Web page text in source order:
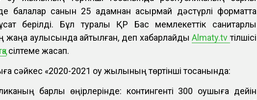
балалар санын 25 адамнан асырмай дәстүрлі форматта
берілді. Бұл туралы ҚР Бас мемлекеттік санитарлық
жаңа қаулысында айтылған, деп хабарлайдыAlmaty.tvтілшісі
сілтеме жасап.
сәйкес «2020-2021 оқу жылының төртінші тоқсанында:
барлық өңірлерінде: контингенті 300 оқушыға дейін